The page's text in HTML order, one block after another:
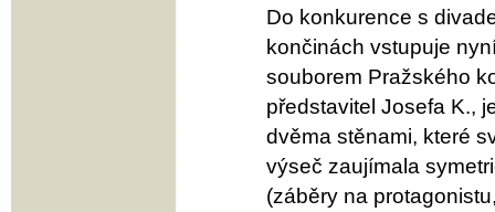
Do konkurence s
končinách vstupuje
souborem Pražského
představitel Josefa K.,
dvěma stěnami, které
výseč zaujímala
(záběry na